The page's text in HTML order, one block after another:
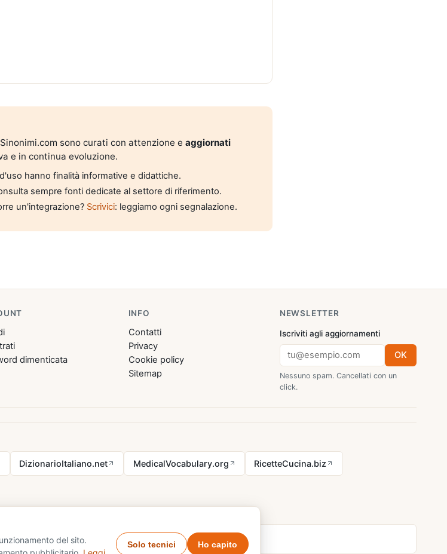
sono curati con attenzione e aggiornati
e in continua evoluzione.
hanno finalità informative e didattiche.
sempre fonti dedicate al settore di riferimento.
un'integrazione? Scrivici: leggiamo ogni segnalazione.
dimenticata
INFO
Contatti
Privacy
Cookie policy
Sitemap
NEWSLETTER
Iscriviti agli aggiornamenti
OK
Nessuno spam. Cancellati con un
click.
DizionarioItaliano.net MedicalVocabulary.org RicetteCucina.biz
del sito.
Solo tecnici Ho capito